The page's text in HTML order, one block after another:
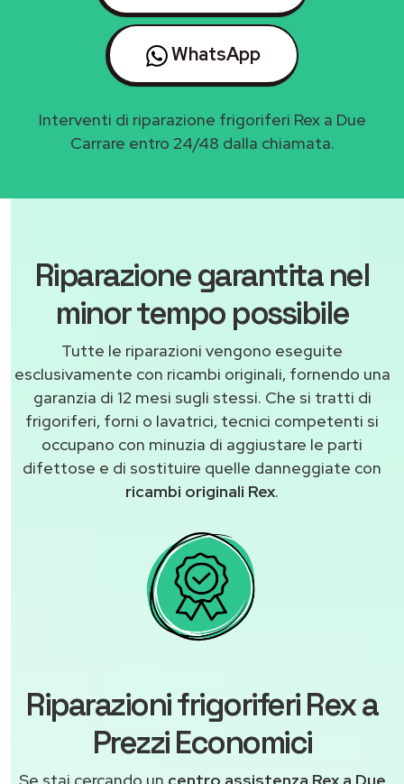
WhatsApp
Interventi di riparazione frigoriferi Rex a Due
Carrare entro 24/48 dalla chiamata.
Riparazione garantita nel
minor tempo possibile
Tutte le riparazioni vengono eseguite
esclusivamente con ricambi originali, fornendo una
garanzia di 12 mesi sugli stessi. Che si tratti di
frigoriferi, forni o lavatrici, tecnici competenti si
occupano con minuzia di aggiustare le parti
difettose e di sostituire quelle danneggiate con
ricambi originali Rex.
Riparazioni frigoriferi Rex a
Prezzi Economici
Se stai cercando un centro assistenza Rex a Due